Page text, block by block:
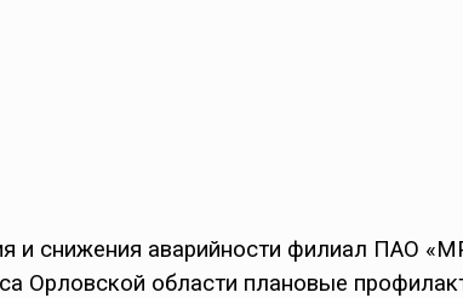
и снижения аварийности филиал ПАО
Орловской области плановые